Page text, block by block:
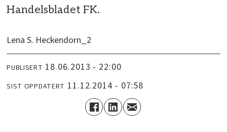
Handelsbladet FK.
Lena S. Heckendorn_2
PUBLISERT 18.06.2013 - 22:00
SIST OPPDATERT 11.12.2014 - 07:58